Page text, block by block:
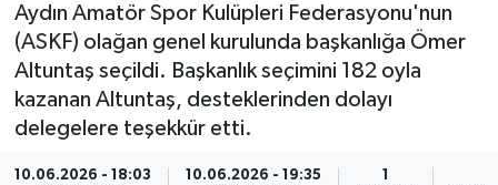
Aydın Amatör Spor Kulüpleri Federasyonu'nun
(ASKF) olağan genel kurulunda başkanlığa Ömer
Altuntaş seçildi. Başkanlık seçimini 182 oyla
kazanan Altuntaş, desteklerinden dolayı
delegelere teşekkür etti.
10.06.2026 - 18:03 10.06.2026 - 19:35
Yaşam
Eğitim
Kültür Sanat
Süper Lig Puan Durumu ve Fikstür
Tüm Manşetler
Son Dakika Haberleri